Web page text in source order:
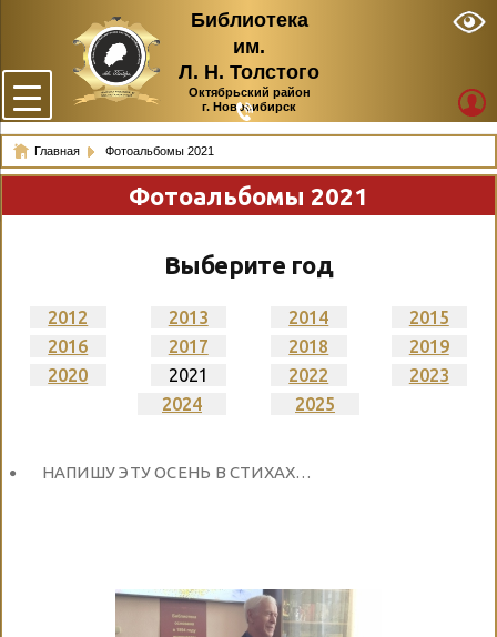
Библиотека
им.
Л. Н. Толстого
Октябрьский район
г. Новосибирск
Главная Фотоальбомы 2021
Фотоальбомы 2021
Выберите год
2012 2013 2014
2015
2016
2017 2018
2019
2020
2021 2022
2023
2024
2025
НАПИШУ ЭТУ ОСЕНЬ В СТИХАХ…